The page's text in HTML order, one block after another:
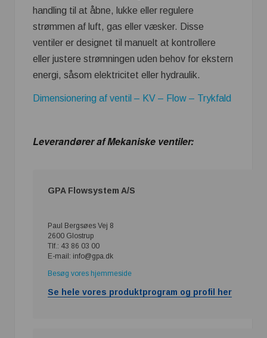
handling til at åbne, lukke eller regulere
strømmen af luft, gas eller væsker. Disse
ventiler er designet til manuelt at kontrollere
eller justere strømningen uden behov for ekstern
energi, såsom elektricitet eller hydraulik.
Dimensionering af ventil – KV – Flow – Trykfald
Leverandører af Mekaniske ventiler:
GPA Flowsystem A/S
Paul Bergsøes Vej 8
2600 Glostrup
Tlf.: 43 86 03 00
E-mail: info@gpa.dk
Besøg vores hjemmeside
Se hele vores produktprogram og profil her